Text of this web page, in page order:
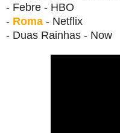
- Febre - HBO
- Roma - Netflix
- Duas Rainhas - Now